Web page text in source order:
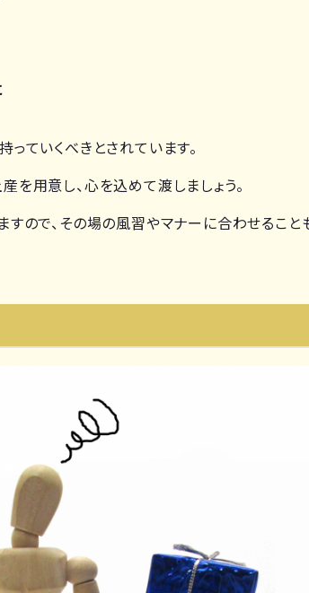
ていくべきとされています。
用意し、心を込めて渡しましょう。
ので、その場の風習やマナーに合わせること